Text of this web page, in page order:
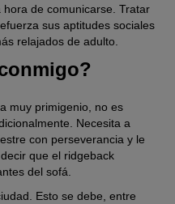
de comunicarse. Tratar
sus aptitudes sociales
relajados de adulto.
muy primigenio, no es
Necesita a
con perseverancia y le
que el ridgeback
del sofá.
Esto se debe, entre